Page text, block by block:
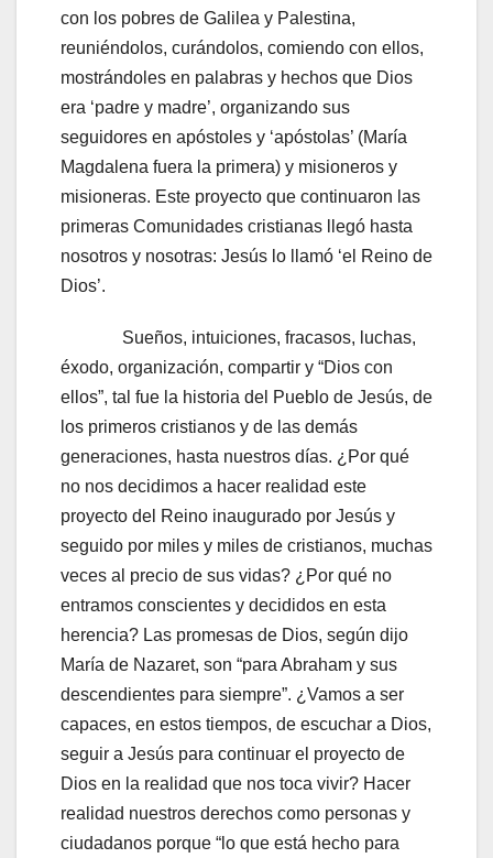
con los pobres de Galilea y Palestina,
reuniéndolos, curándolos, comiendo con ellos,
mostrándoles en palabras y hechos que Dios
era ‘padre y madre’, organizando sus
seguidores en apóstoles y ‘apóstolas’ (María
Magdalena fuera la primera) y misioneros y
misioneras. Este proyecto que continuaron las
primeras Comunidades cristianas llegó hasta
nosotros y nosotras: Jesús lo llamó ‘el Reino de
Dios’.
Sueños, intuiciones, fracasos, luchas,
éxodo, organización, compartir y “Dios con
ellos”, tal fue la historia del Pueblo de Jesús, de
los primeros cristianos y de las demás
generaciones, hasta nuestros días. ¿Por qué
no nos decidimos a hacer realidad este
proyecto del Reino inaugurado por Jesús y
seguido por miles y miles de cristianos, muchas
veces al precio de sus vidas? ¿Por qué no
entramos conscientes y decididos en esta
herencia? Las promesas de Dios, según dijo
María de Nazaret, son “para Abraham y sus
descendientes para siempre”. ¿Vamos a ser
capaces, en estos tiempos, de escuchar a Dios,
seguir a Jesús para continuar el proyecto de
Dios en la realidad que nos toca vivir? Hacer
realidad nuestros derechos como personas y
ciudadanos porque “lo que está hecho para